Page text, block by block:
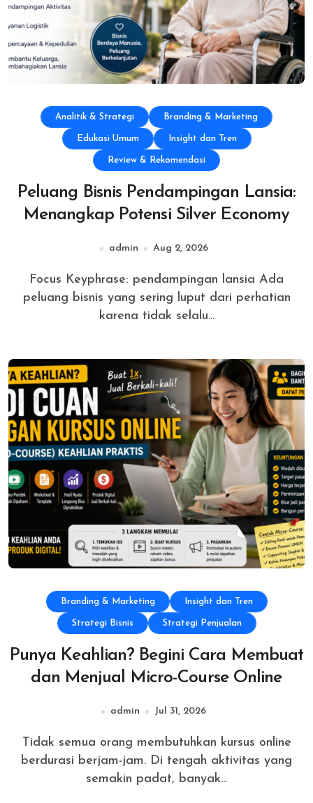
Analitik & Strategi Branding & Marketing
Edukasi Umum Insight dan Tren
Review & Rekomendasi
Peluang Bisnis Pendampingan Lansia:
Menangkap Potensi Silver Economy
admin Aug 2, 2026
Focus Keyphrase: pendampingan lansia Ada
peluang bisnis yang sering luput dari perhatian
karena tidak selalu...
Branding & Marketing Insight dan Tren
Strategi Bisnis Strategi Penjualan
Punya Keahlian? Begini Cara Membuat
dan Menjual Micro-Course Online
admin Jul 31, 2026
Tidak semua orang membutuhkan kursus online
berdurasi berjam-jam. Di tengah aktivitas yang
semakin padat, banyak...